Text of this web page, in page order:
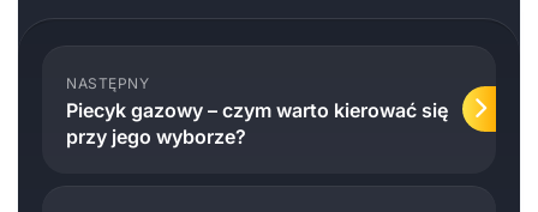
NASTĘPNY
Piecyk gazowy – czym warto kierować się
przy jego wyborze?